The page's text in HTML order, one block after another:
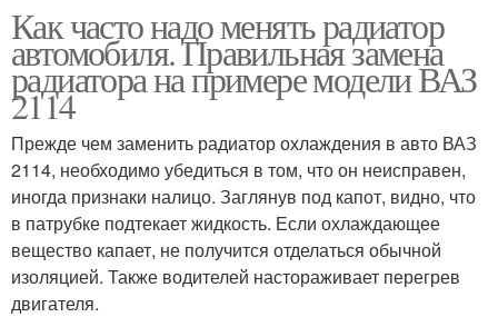
Как часто надо менять радиатор
автомобиля. Правильная замена
радиатора на примере модели ВАЗ
2114
Прежде чем заменить радиатор охлаждения в авто ВАЗ
2114, необходимо убедиться в том, что он неисправен,
иногда признаки налицо. Заглянув под капот, видно, что
в патрубке подтекает жидкость. Если охлаждающее
вещество капает, не получится отделаться обычной
изоляцией. Также водителей настораживает перегрев
двигателя.